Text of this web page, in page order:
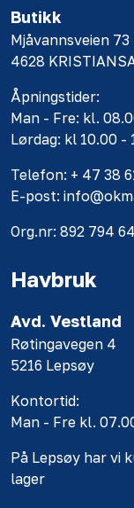
Butikk
Mjåvannsveien 73
4628
Åpningstider:
Man - Fre: kl.
Lørdag: kl 10.00 -
Telefon: + 47 38
E-post:
Org.nr: 892 794
Havbruk
Avd. Vestland
Røtingavegen 4
5216 Lepsøy
Kontortid:
Man - Fre kl.
På Lepsøy har vi
lager